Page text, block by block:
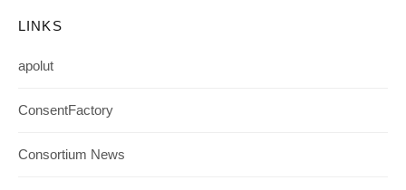
LINKS
apolut
ConsentFactory
Consortium News